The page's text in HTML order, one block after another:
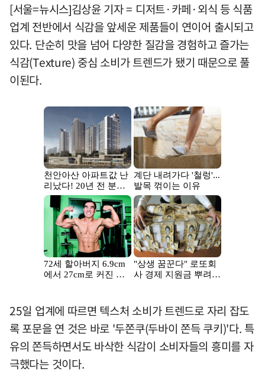
[서울=뉴시스]김상윤 기자 = 디저트·카페·외식 등 식품
업계 전반에서 식감을 앞세운 제품들이 연이어 출시되고
있다. 단순히 맛을 넘어 다양한 질감을 경험하고 즐가는
식감(Texture) 중심 소비가 트렌드가 됐기 때문으로 풀
이된다.
25일 업계에 따르면 텍스처 소비가 트렌드로 자리 잡도
록 포문을 연 것은 바로 '두쫀쿠(두바이 쫀득 쿠키)'다. 특
유의 쫀득하면서도 바삭한 식감이 소비자들의 흥미를 자
극했다는 것이다.